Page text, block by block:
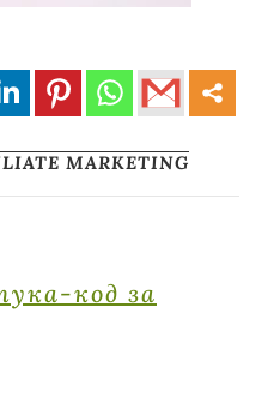
MARKETING
код за